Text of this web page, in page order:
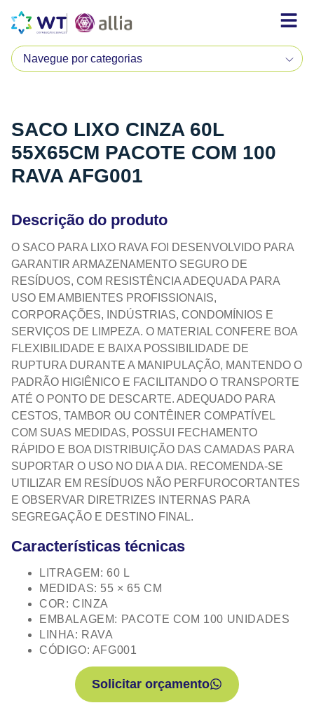
SACO LIXO CINZA 60L
55X65CM PACOTE COM 100
RAVA AFG001
Descrição do produto
O SACO PARA LIXO RAVA FOI DESENVOLVIDO PARA
GARANTIR ARMAZENAMENTO SEGURO DE
RESÍDUOS, COM RESISTÊNCIA ADEQUADA PARA
USO EM AMBIENTES PROFISSIONAIS,
CORPORAÇÕES, INDÚSTRIAS, CONDOMÍNIOS E
SERVIÇOS DE LIMPEZA. O MATERIAL CONFERE BOA
FLEXIBILIDADE E BAIXA POSSIBILIDADE DE
RUPTURA DURANTE A MANIPULAÇÃO, MANTENDO O
PADRÃO HIGIÊNICO E FACILITANDO O TRANSPORTE
ATÉ O PONTO DE DESCARTE. ADEQUADO PARA
CESTOS, TAMBOR OU CONTÊINER COMPATÍVEL
COM SUAS MEDIDAS, POSSUI FECHAMENTO
RÁPIDO E BOA DISTRIBUIÇÃO DAS CAMADAS PARA
SUPORTAR O USO NO DIA A DIA. RECOMENDA‑SE
UTILIZAR EM RESÍDUOS NÃO PERFUROCORTANTES
E OBSERVAR DIRETRIZES INTERNAS PARA
SEGREGAÇÃO E DESTINO FINAL.
Características técnicas
LITRAGEM: 60 L
MEDIDAS: 55 × 65 CM
COR: CINZA
EMBALAGEM: PACOTE COM 100 UNIDADES
LINHA: RAVA
CÓDIGO: AFG001
Solicitar orçamento